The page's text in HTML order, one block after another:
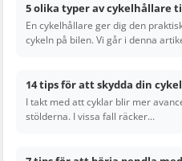
5 olika typer av cykelhållare
En cykelhållare ger dig den
cykeln på bilen. Vi går i denna
14 tips för att skydda din
I takt med att cyklar blir mer
stölderna. I vissa fall räcker...